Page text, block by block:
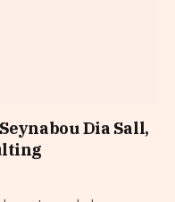
Dia Sall,